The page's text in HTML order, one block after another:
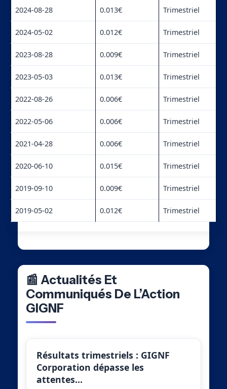
2024-08-28 0.013€ Trimestriel
2024-05-02 0.012€ Trimestriel
2023-08-28 0.009€ Trimestriel
2023-05-03 0.013€ Trimestriel
2022-08-26 0.006€ Trimestriel
2022-05-06 0.006€ Trimestriel
2021-04-28 0.006€ Trimestriel
2020-06-10 0.015€ Trimestriel
2019-09-10 0.009€ Trimestriel
2019-05-02 0.012€ Trimestriel
📰 Actualités Et
Communiqués De L’Action
GIGNF
Résultats trimestriels : GIGNF
Corporation dépasse les
attentes…